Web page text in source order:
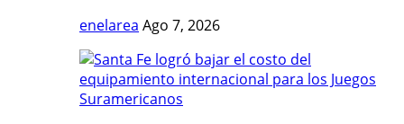
enelarea Ago 7, 2026